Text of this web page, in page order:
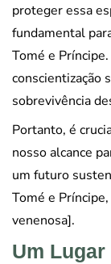
proteger essa
fundamental
Tomé e
conscientização
sobrevivência
Portanto, é
nosso alcance
um futuro
Tomé e
venenosa].
Um